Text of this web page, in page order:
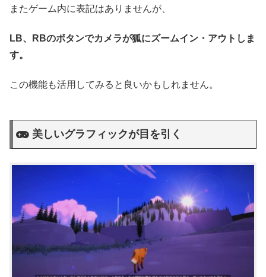
またゲーム内に表記はありませんが、
LB、RBのボタンでカメラが狐にズームイン・アウトしま
す。
この機能も活用してみると良いかもしれません。
美しいグラフィックが目を引く